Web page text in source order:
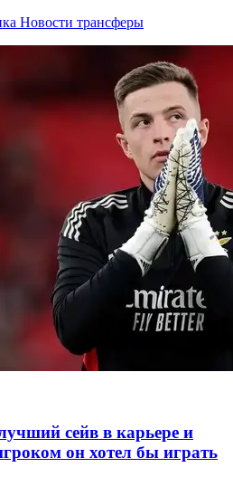
Новости трансферы
сейв в карьере и
он хотел бы играть